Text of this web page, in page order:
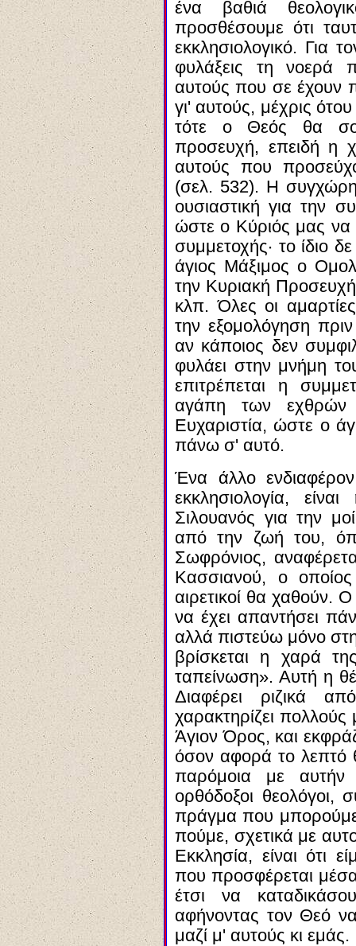
ένα βαθιά
προσθέσουμε ότι
εκκλησιολογικό. Για
φυλάξεις τη νοερά
αυτούς που σε έχουν
γι' αυτούς, μέχρις
τότε ο Θεός θα
προσευχή, επειδή η
αυτούς που
(σελ. 532). Η
ουσιαστική για την
ώστε ο Κύριός μας να
συμμετοχής· το ίδιο
άγιος Μάξιμος ο
την Κυριακή
κλπ. Όλες οι
την εξομολόγηση
αν κάποιος δεν
φυλάει στην μνήμη
επιτρέπεται η
αγάπη των εχθρών
Ευχαριστία, ώστε ο
πάνω σ' αυτό.
Ένα άλλο
εκκλησιολογία,
Σιλουανός για την
από την ζωή του,
Σωφρόνιος,
Κασσιανού, ο οποίος
αιρετικοί θα χαθούν.
να έχει απαντήσει
αλλά πιστεύω μόνο
βρίσκεται η χαρά
ταπείνωση». Αυτή η
Διαφέρει ριζικά
χαρακτηρίζει
Άγιον Όρος, και
όσον αφορά το λεπτό
παρόμοια με αυτήν
ορθόδοξοι
πράγμα που
πούμε, σχετικά με
Εκκλησία, είναι ότι
που προσφέρεται
έτσι να
αφήνοντας τον Θεό να
μαζί μ' αυτούς κι εμάς.